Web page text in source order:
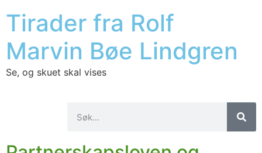
Tirader fra Rolf
Marvin Bøe Lindgren
Se, og skuet skal vises